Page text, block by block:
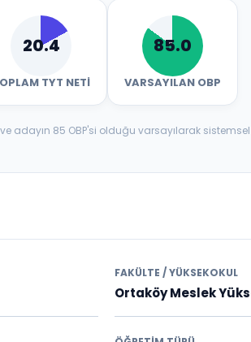
20.4
TYT NETI
85.0
VARSAYILAN OBP
adayın 85 OBP'si olduğu varsayılarak
FAKÜLTE / YÜKSEKOKUL
Ortaköy Meslek